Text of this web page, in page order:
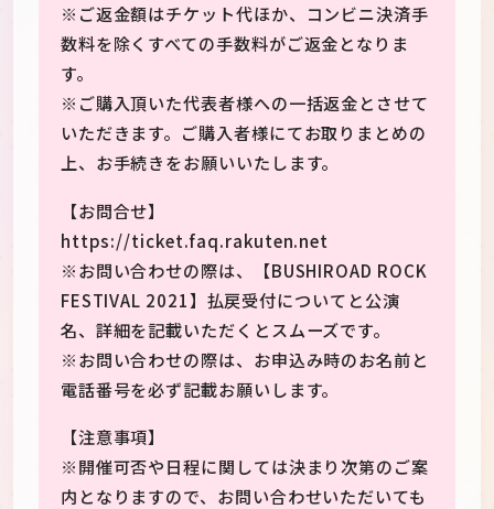
※ご返金額はチケット代ほか、コンビニ決済手
数料を除くすべての手数料がご返金となりま
す。
※ご購入頂いた代表者様への一括返金とさせて
いただきます。ご購入者様にてお取りまとめの
上、お手続きをお願いいたします。
【お問合せ】
https://ticket.faq.rakuten.net
※お問い合わせの際は、【BUSHIROAD ROCK
FESTIVAL 2021】払戻受付についてと公演
名、詳細を記載いただくとスムーズです。
※お問い合わせの際は、お申込み時のお名前と
電話番号を必ず記載お願いします。
【注意事項】
※開催可否や日程に関しては決まり次第のご案
内となりますので、お問い合わせいただいても